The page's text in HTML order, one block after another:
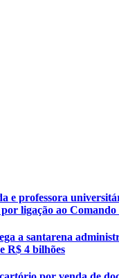
e professora
ligação ao
a santarena
R$ 4 bilhões